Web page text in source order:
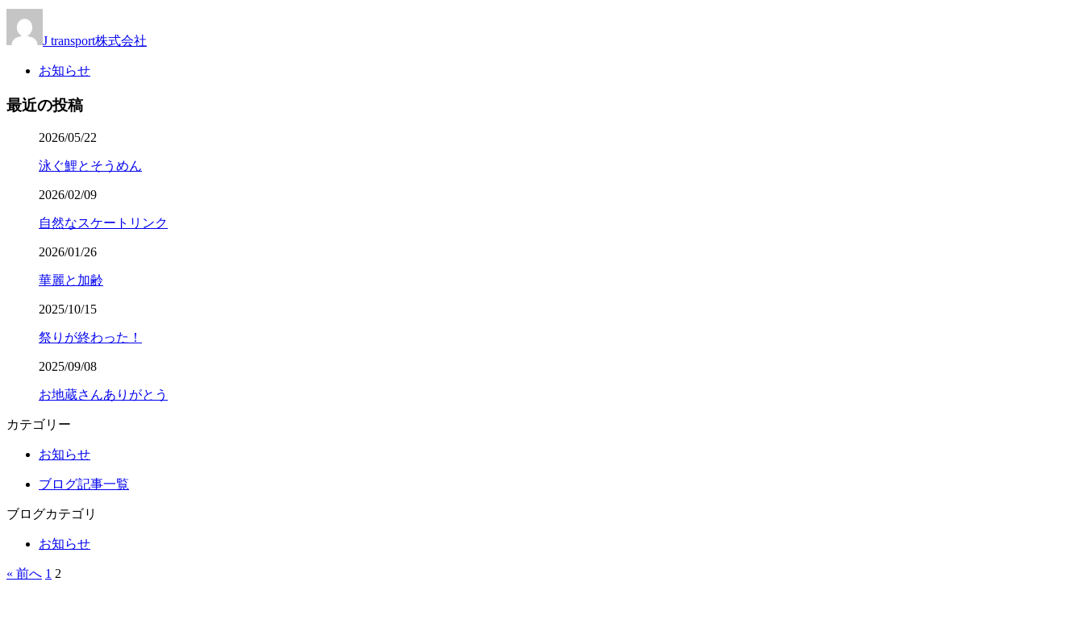
J transport株式会社
お知らせ
最近の投稿
2026/05/22
泳ぐ鯉とそうめん
2026/02/09
自然なスケートリンク
2026/01/26
華麗と加齢
2025/10/15
祭りが終わった！
2025/09/08
お地蔵さんありがとう
カテゴリー
お知らせ
ブログ記事一覧
ブログカテゴリ
お知らせ
« 前へ 1 2